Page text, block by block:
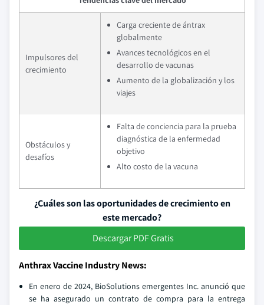
Impulsores del
crecimiento
Carga creciente de ántrax
globalmente
Avances tecnológicos en el
desarrollo de vacunas
Aumento de la globalización y los
viajes
Obstáculos y
desafíos
Falta de conciencia para la prueba
diagnóstica de la enfermedad
objetivo
Alto costo de la vacuna
¿Cuáles son las oportunidades de crecimiento en
este mercado?
Descargar PDF Gratis
Anthrax Vaccine Industry News:
En enero de 2024, BioSolutions emergentes Inc. anunció que
se ha asegurado un contrato de compra para la entrega